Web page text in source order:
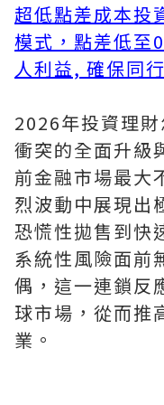
超低點差成本投
模式，點差低至
人利益, 確保同
2026年投資理
衝突的全面升級
前金融市場最大
烈波動中展現出
恐慌性拋售到快
系統性風險面前
偶，這一連鎖反
球市場，從而推
業。